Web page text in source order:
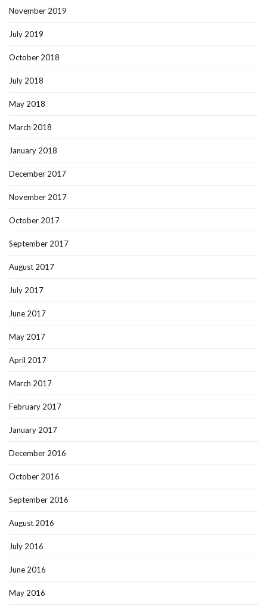
November 2019
July 2019
October 2018
July 2018
May 2018
March 2018
January 2018
December 2017
November 2017
October 2017
September 2017
August 2017
July 2017
June 2017
May 2017
April 2017
March 2017
February 2017
January 2017
December 2016
October 2016
September 2016
August 2016
July 2016
June 2016
May 2016